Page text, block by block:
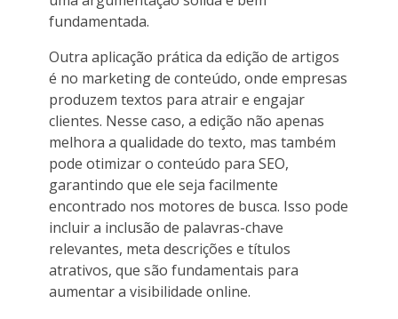
fundamentada.
Outra aplicação prática da edição de artigos
é no marketing de conteúdo, onde empresas
produzem textos para atrair e engajar
clientes. Nesse caso, a edição não apenas
melhora a qualidade do texto, mas também
pode otimizar o conteúdo para SEO,
garantindo que ele seja facilmente
encontrado nos motores de busca. Isso pode
incluir a inclusão de palavras-chave
relevantes, meta descrições e títulos
atrativos, que são fundamentais para
aumentar a visibilidade online.